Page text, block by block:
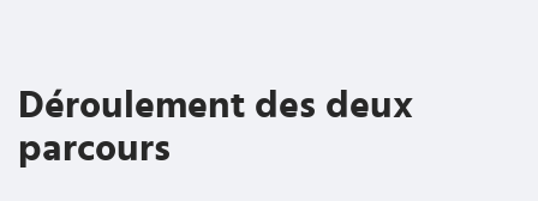
Déroulement des deux
parcours